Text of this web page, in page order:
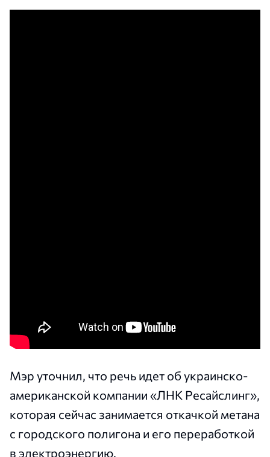
Мэр уточнил, что речь идет об украинско-
американской компании «ЛНК Ресайслинг»,
которая сейчас занимается откачкой метана
с городского полигона и его переработкой
в электроэнергию.